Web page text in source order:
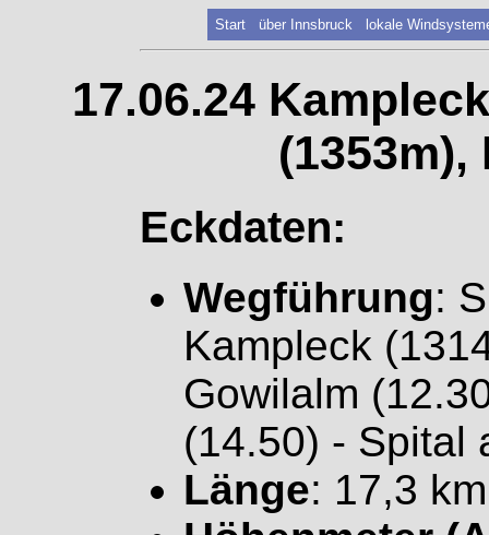
Start über Innsbruck lokale
17.06.24
(1353m),
Eckdaten:
Wegführung:
Kampleck
Gowilalm
(14.50) - Spital
Länge: 17,3 km